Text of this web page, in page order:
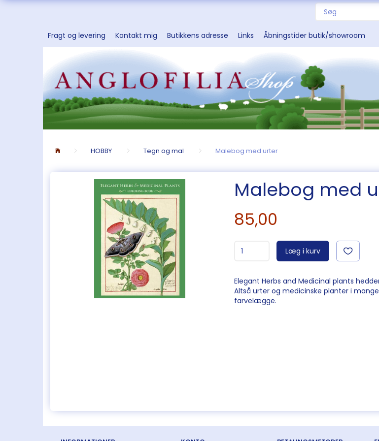
Fragt og levering Kontakt mig Butikkens adresse Links Åbningstider butik/showroom
HOBBY Tegn og mal Malebog med urter
Malebog med
85,00
Læg i kurv
Elegant Herbs and Medicinal plants
Altså urter og medicinske planter i
farvelægge.